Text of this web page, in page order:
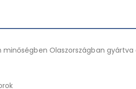
minőségben Olaszországban gyártva